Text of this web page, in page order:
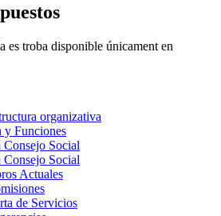
es troba disponible únicament en
organizativa
y Funciones
Social
Social
Actuales
de Servicios